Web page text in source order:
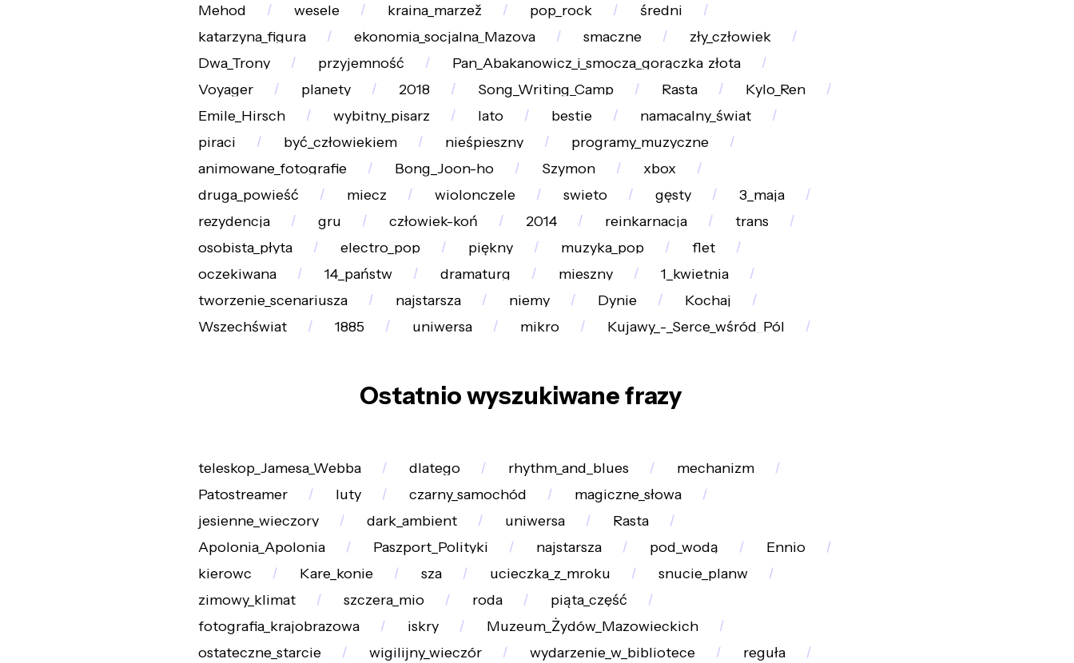
Mehod
wesele kraina_marzež pop_rock
średni
katarzyna_figura
ekonomia_socjalna_Mazova smaczne
zły_człowiek
Dwa_Trony
przyjemność
Pan_Abakanowicz_i_smocza_gorączka_złota
Voyager
planety 2018 Song_Writing_Camp Rasta
Kylo_Ren
Emile_Hirsch
wybitny_pisarz lato bestie
namacalny_świat
piraci
być_człowiekiem nieśpieszny
programy_muzyczne
animowane_fotografie
Bong_Joon-ho Szymon
xbox
druga_powieść
miecz wiolonczele swieto gęsty
3_maja
rezydencja
gru człowiek-koń 2014 reinkarnacja
trans
osobista_płyta
electro_pop piękny muzyka_pop
flet
oczekiwana
14_państw dramaturg mieszny
1_kwietnia
tworzenie_scenariusza
najstarsza niemy Dynie
Kochaj
Wszechświat
1885 uniwersa mikro Kujawy_-_Serce_wśród_Pól
Ostatnio wyszukiwane frazy
teleskop_Jamesa_Webba dlatego rhythm_and_blues
mechanizm
Patostreamer
luty czarny_samochód
magiczne_słowa
jesienne_wieczory
dark_ambient uniwersa
Rasta
Apolonia_Apolonia
Paszport_Polityki najstarsza pod_wodą
Ennio
kierowc
Kare_konie sza ucieczka_z_mroku
snucie_planw
zimowy_klimat
szczera_mio roda
piąta_część
fotografia_krajobrazowa
iskry
Muzeum_Żydów_Mazowieckich
ostateczne_starcie
wigilijny_wieczór wydarzenie_w_bibliotece
reguła